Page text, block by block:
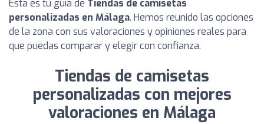
Esta es tu guía de Tiendas de camisetas
personalizadas en Málaga. Hemos reunido las opciones
de la zona con sus valoraciones y opiniones reales para
que puedas comparar y elegir con confianza.
Tiendas de camisetas
personalizadas con mejores
valoraciones en Málaga